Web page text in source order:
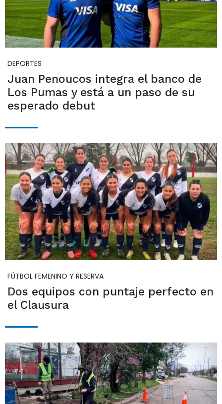
DEPORTES
Juan Penoucos integra el banco de
Los Pumas y está a un paso de su
esperado debut
FÚTBOL FEMENINO Y RESERVA
Dos equipos con puntaje perfecto en
el Clausura